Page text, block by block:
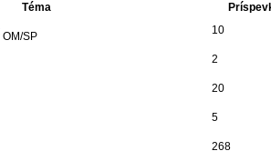
Téma
SP
10
2
20
5
268